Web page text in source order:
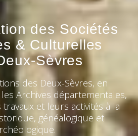
des Sociétés
& Culturelles
Sèvres
des Deux-Sèvres, en
Archives départementales,
et leurs activités à la
généalogique et